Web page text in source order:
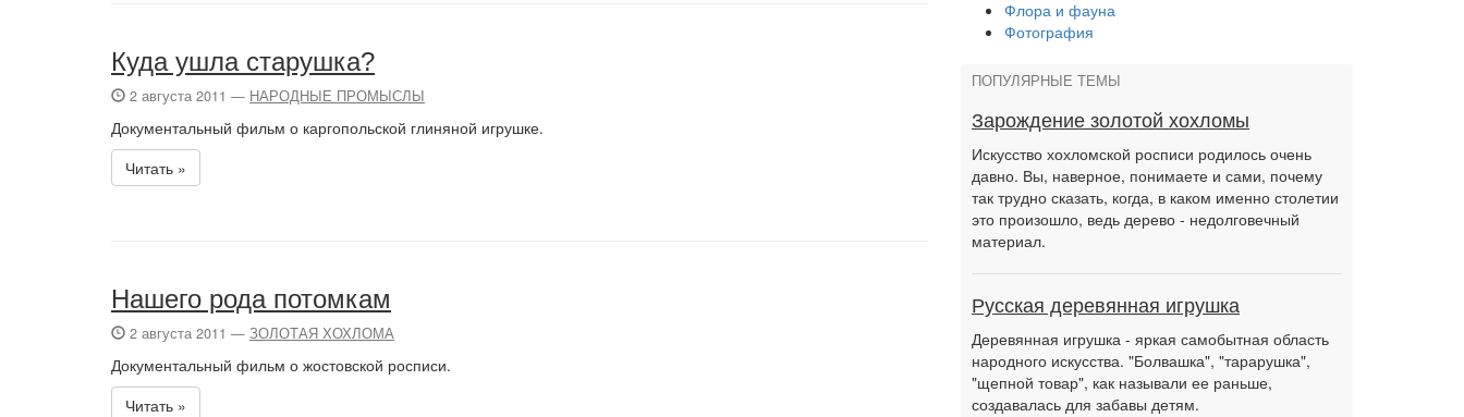
Куда ушла старушка?
2 августа 2011 — НАРОДНЫЕ ПРОМЫСЛЫ
Документальный фильм о каргопольской глиняной игрушке.
Читать »
Нашего рода потомкам
2 августа 2011 — ЗОЛОТАЯ ХОХЛОМА
Документальный фильм о жостовской росписи.
Читать »
Флора и фауна
Фотография
ПОПУЛЯРНЫЕ ТЕМЫ
Зарождение золотой хохломы
Искусство хохломской росписи родилось очень
давно. Вы, наверное, понимаете и сами, почему
так трудно сказать, когда, в каком именно столетии
это произошло, ведь дерево - недолговечный
материал.
Русская деревянная игрушка
Деревянная игрушка - яркая самобытная область
народного искусства. "Болвашка", "тарарушка",
"щепной товар", как называли ее раньше,
создавалась для забавы детям.